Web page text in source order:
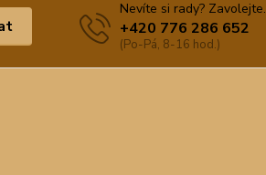
Nevíte si rady? Zavolejte.
+420 776 286 652
(Po-Pá, 8-16 hod.)